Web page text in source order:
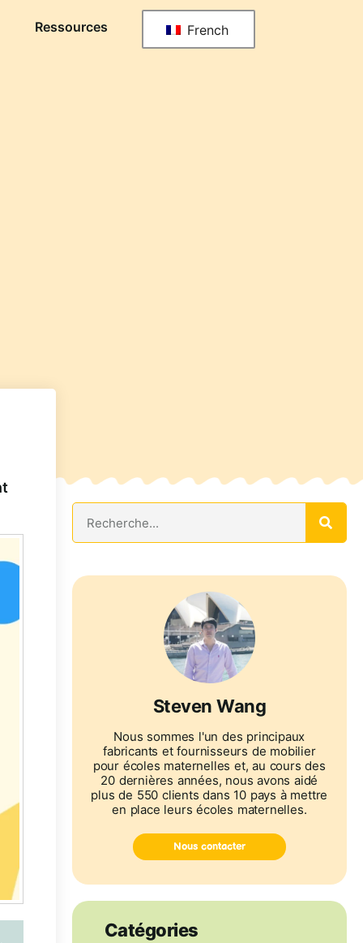
Ressources French
Steven Wang
Nous sommes l'un des principaux
fabricants et fournisseurs de mobilier
pour écoles maternelles et, au cours des
20 dernières années, nous avons aidé
plus de 550 clients dans 10 pays à mettre
en place leurs écoles maternelles.
Nous contacter
Catégories